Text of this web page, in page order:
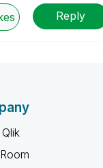
Reply